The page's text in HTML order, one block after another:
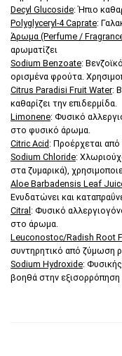
Decyl Glucoside: Ήπιο
Polyglyceryl-4 Caprate:
Άρωμα (Perfume /
αρωματίζει
Sodium Benzoate:
ορισμένα φρούτα.
Citrus Paradisi Fruit Water:
καθαρίζει την επιδερμίδα.
Limonene: Φυσικό
στο φυσικό άρωμα.
Citric Acid : Προέρχεται από
Sodium Chloride:
στα ζυμαρικά),
Aloe Barbadensis Leaf
Ενυδατώνει και
Citral : Φυσικό
στο άρωμα.
Leuconostoc/Radish Root
συντηρητικό από ζύμωση
Sodium Hydroxide:
βοηθά στην